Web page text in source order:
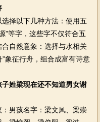
择以下几种方法：使用五
”等字，这些字不仅符合五
自然意象：选择与水相关
”象征行舟，组合成富有诗意
姓梁现在还不知道男女谢
男孩名字：梁文凤、梁崇